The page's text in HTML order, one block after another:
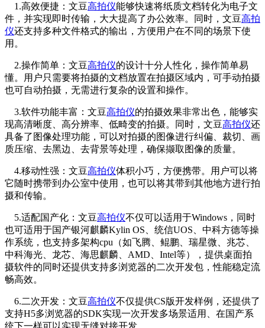
1.高效便捷：文豆高拍仪能够快速将纸质文档转化为电子文
件，并实现即时传输，大大提高了办公效率。同时，文豆高拍
仪还支持多种文件格式的输出，方便用户在不同的场景下使
用。
2.操作简单：文豆高拍仪的设计十分人性化，操作简单易
懂。用户只需要将拍摄的文档放置在拍摄区域内，可手动拍摄
也可自动拍摄，无需进行复杂的设置和操作。
3.软件功能丰富：文豆高拍仪的拍摄效果非常出色，能够实
现高清晰度、高分辨率、低畸变的拍摄。同时，文豆高拍仪还
具备了图像处理功能，可以对拍摄的图像进行纠偏、裁切、画
质压缩、去黑边、去背景等处理，确保撷取图像的质量。
4.移动性强：文豆高拍仪体积小巧，方便携带。用户可以将
它随时携带到办公室中使用，也可以将其带到其他地方进行拍
摄和传输。
5.适配国产化：文豆高拍仪不仅可以适用于Windows，同时
也可适用于国产银河麒麟Kylin OS、统信UOS、中科方德等操
作系统，也支持多架构cpu（如飞腾、鲲鹏、瑞星微、兆芯、
中科海光、龙芯、海思麒麟、AMD、Intel等），提供桌面拍
摄软件的同时还提供支持多浏览器的二次开发包，性能稳定流
畅高效。
6.二次开发：文豆高拍仪不仅提供CS版开发样例，还提供了
支持H5多浏览器的SDK实现一次开发多场景适用、在国产系
统下一样可以实现无缝对接开发。